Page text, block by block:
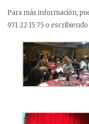
Para más información,
971 22 15 75 o escribiendo